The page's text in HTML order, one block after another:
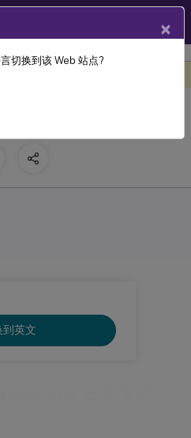
Management 2212
到英文
日志文件
×
切换到该 Web 站点?